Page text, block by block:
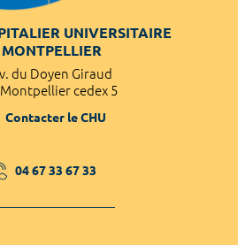
UNIVERSITAIRE
du Doyen Giraud
Montpellier cedex 5
Contacter le CHU
04 67 33 67 33